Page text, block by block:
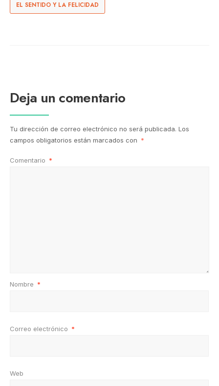
EL SENTIDO Y LA FELICIDAD
Deja un comentario
Tu dirección de correo electrónico no será publicada. Los
campos obligatorios están marcados con *
Comentario *
Nombre *
Correo electrónico *
Web